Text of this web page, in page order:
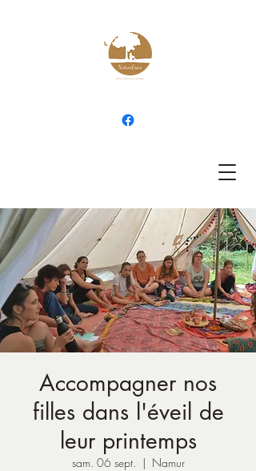
Accompagner nos
filles dans l'éveil de
leur printemps
sam. 06 sept.
  |
Namur